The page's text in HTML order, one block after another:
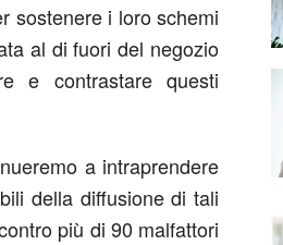
sostenere i loro schemi
al di fuori del negozio
e contrastare questi
a intraprendere
della diffusione di tali
più di 90 malfattori